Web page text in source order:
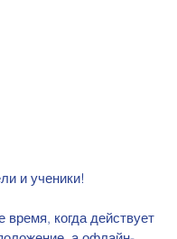
и ученики!
время, когда действует